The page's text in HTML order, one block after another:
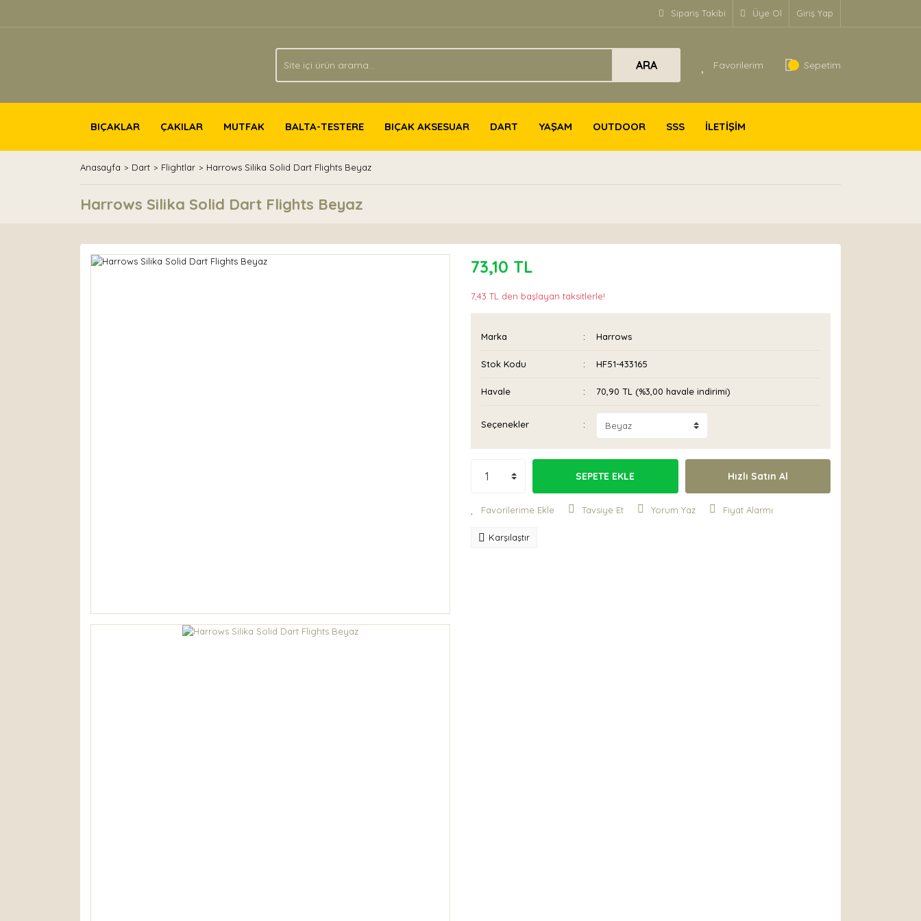
Sipariş Takibi Üye Ol Giriş Yap
ARA Favorilerim Sepetim
BIÇAKLAR ÇAKILAR MUTFAK BALTA-TESTERE BIÇAK AKSESUAR DART YAŞAM OUTDOOR SSS İLETİŞİM
Anasayfa Dart Flightlar Harrows Silika Solid Dart Flights Beyaz
Harrows Silika Solid Dart Flights Beyaz
73,10 TL
7,43 TL den başlayan taksitlerle!
Marka Harrows
Stok Kodu HF51-433165
Havale 70,90 TL (%3,00 havale indirimi)
Seçenekler
SEPETE EKLE Hızlı Satın Al
Tavsiye Et Yorum Yaz Fiyat Alarmı
Karşılaştır